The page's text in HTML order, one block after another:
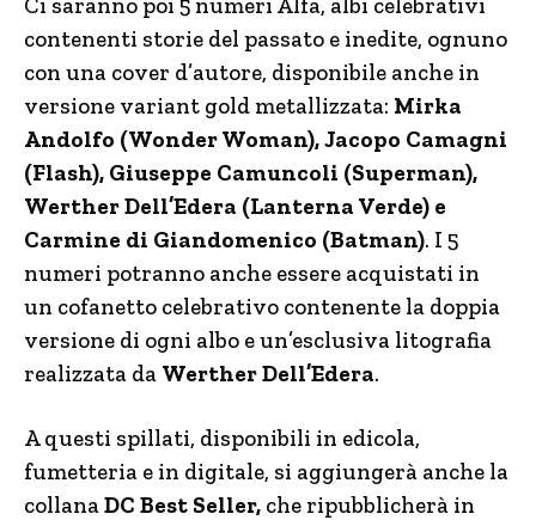
contenenti storie del passato e inedite, ognuno
con una cover d’autore, disponibile anche in
versione variant gold metallizzata: Mirka
Andolfo (Wonder Woman), Jacopo Camagni
(Flash), Giuseppe Camuncoli (Superman),
Werther Dell’Edera (Lanterna Verde) e
Carmine di Giandomenico (Batman). I 5
numeri potranno anche essere acquistati in
un cofanetto celebrativo contenente la doppia
versione di ogni albo e un’esclusiva litografia
realizzata da Werther Dell’Edera.
A questi spillati, disponibili in edicola,
fumetteria e in digitale, si aggiungerà anche la
collanaDC Best Seller, che ripubblicherà in